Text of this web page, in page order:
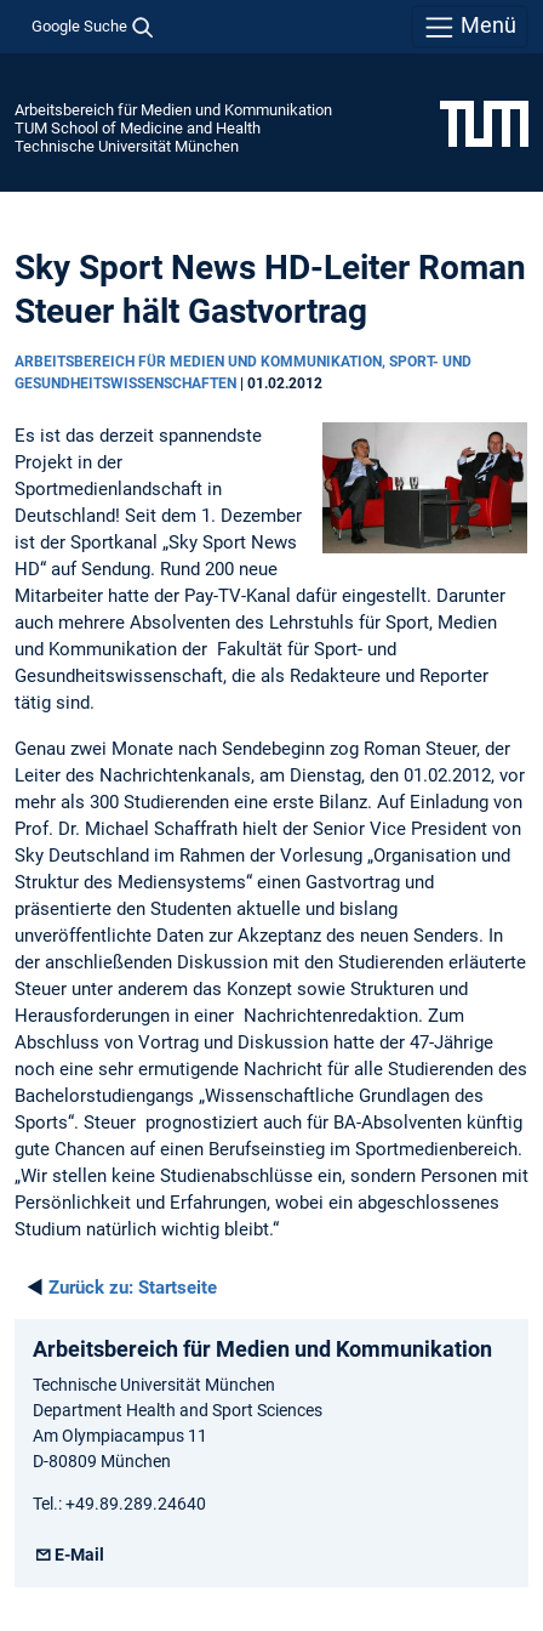
Google Suche Menü
Arbeitsbereich für Medien und Kommunikation
TUM School of Medicine and Health
Technische Universität München
Sky Sport News HD-Leiter Roman
Steuer hält Gastvortrag
ARBEITSBEREICH FÜR MEDIEN UND KOMMUNIKATION, SPORT- UND
GESUNDHEITSWISSENSCHAFTEN
01.02.2012
Es ist das derzeit spannendste
Projekt in der
Sportmedienlandschaft in
Deutschland! Seit dem 1. Dezember
ist der Sportkanal „Sky Sport News
HD“ auf Sendung. Rund 200 neue
Mitarbeiter hatte der Pay-TV-Kanal dafür eingestellt. Darunter
auch mehrere Absolventen des Lehrstuhls für Sport, Medien
und Kommunikation der Fakultät für Sport- und
Gesundheitswissenschaft, die als Redakteure und Reporter
tätig sind.
Genau zwei Monate nach Sendebeginn zog Roman Steuer, der
Leiter des Nachrichtenkanals, am Dienstag, den 01.02.2012, vor
mehr als 300 Studierenden eine erste Bilanz. Auf Einladung von
Prof. Dr. Michael Schaffrath hielt der Senior Vice President von
Sky Deutschland im Rahmen der Vorlesung „Organisation und
Struktur des Mediensystems“ einen Gastvortrag und
präsentierte den Studenten aktuelle und bislang
unveröffentlichte Daten zur Akzeptanz des neuen Senders. In
der anschließenden Diskussion mit den Studierenden erläuterte
Steuer unter anderem das Konzept sowie Strukturen und
Herausforderungen in einer Nachrichtenredaktion. Zum
Abschluss von Vortrag und Diskussion hatte der 47-Jährige
noch eine sehr ermutigende Nachricht für alle Studierenden des
Bachelorstudiengangs „Wissenschaftliche Grundlagen des
Sports“. Steuer prognostiziert auch für BA-Absolventen künftig
gute Chancen auf einen Berufseinstieg im Sportmedienbereich.
„Wir stellen keine Studienabschlüsse ein, sondern Personen mit
Persönlichkeit und Erfahrungen, wobei ein abgeschlossenes
Studium natürlich wichtig bleibt.“
◄ Zurück zu: Startseite
Arbeitsbereich für Medien und Kommunikation
Technische Universität München
Department Health and Sport Sciences
Am Olympiacampus 11
D-80809 München
Tel.: +49.89.289.24640
E-Mail